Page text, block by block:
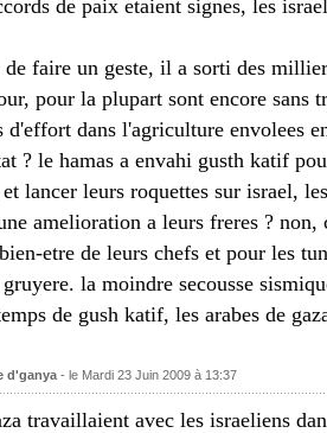
de paix etaient signes, les
de faire un geste, il a sorti des
pour la plupart sont encore sans
d'effort dans l'agriculture envolees
? le hamas a envahi gusth katif
lancer leurs roquettes sur israel,
amelioration a leurs freres ? non,
etre de leurs chefs et pour les
la moindre secousse
de gush katif, les arabes de
d'ganya- le Mardi 23 Juin 2009 à 13:37
travaillaient avec les israeliens